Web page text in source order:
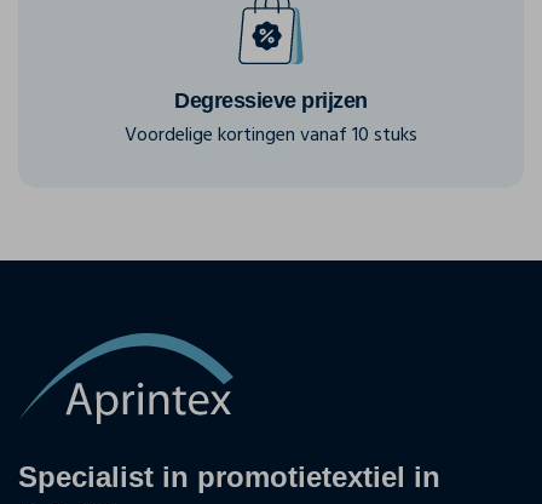
Degressieve prijzen
Voordelige kortingen vanaf 10 stuks
Specialist in promotietextiel in